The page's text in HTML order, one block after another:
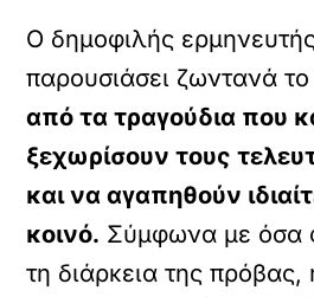
Ο δημοφιλής
παρουσιάσει ζωντανά το
από τα τραγούδια που
ξεχωρίσουν τους
και να αγαπηθούν
κοινό. Σύμφωνα με όσα
τη διάρκεια της